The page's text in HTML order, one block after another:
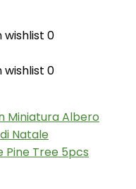
wishlist 0
wishlist 0